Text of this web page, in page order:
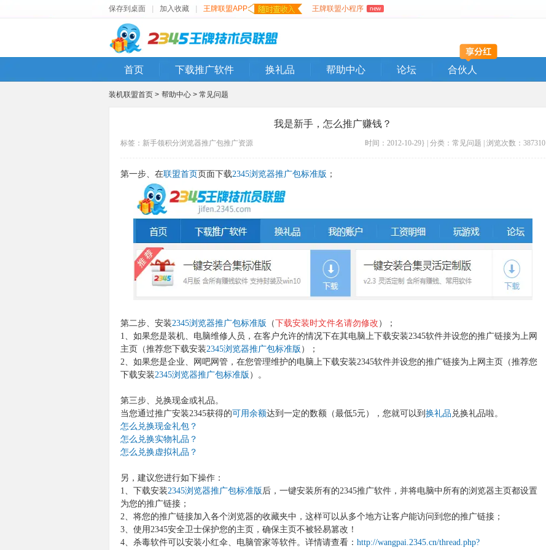
保存到桌面 加入收藏 王牌联盟APP 王牌联盟小程序 new
首页 下载推广软件 换礼品 帮助中心 论坛 合伙人
装机联盟首页 > 帮助中心 > 常见问题
我是新手，怎么推广赚钱？
标签： 新手领积分浏览器推广包推广资源 时间：2012-10-29} | 分类： 常见问题 | 浏览次数：387310
第一步、在联盟首页页面下载2345浏览器推广包标准版 ；
第二步、安装2345浏览器推广包标准版 （下载安装时文件名请勿修改 ）；
1、如果您是装机、电脑维修人员，在客户允许的情况下在其电脑上下载安装2345软件并设您的推广链接为上网
主页（推荐您下载安装2345浏览器推广包标准版 ）；
2、如果您是企业、网吧网管，在您管理维护的电脑上下载安装2345软件并设您的推广链接为上网主页（推荐您
下载安装2345浏览器推广包标准版 ）。
第三步、兑换现金或礼品。
当您通过推广安装2345获得的可用余额达到一定的数额（最低5元），您就可以到 换礼品 兑换礼品啦。
怎么兑换现金礼包？
怎么兑换实物礼品？
怎么兑换虚拟礼品？
另，建议您进行如下操作：
1、下载安装2345浏览器推广包标准版 后，一键安装所有的2345推广软件，并将电脑中所有的浏览器主页都设置
为您的推广链接；
2、将您的推广链接加入各个浏览器的收藏夹中，这样可以从多个地方让客户能访问到您的推广链接；
3、使用2345安全卫士保护您的主页，确保主页不被轻易篡改！
4、杀毒软件可以安装小红伞、电脑管家等软件。详情请查看： http://wangpai.2345.cn/thread.php?